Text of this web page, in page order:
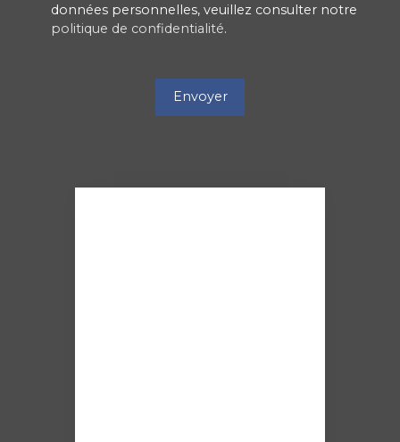
données personnelles, veuillez consulter notre
politique de confidentialité.
Envoyer